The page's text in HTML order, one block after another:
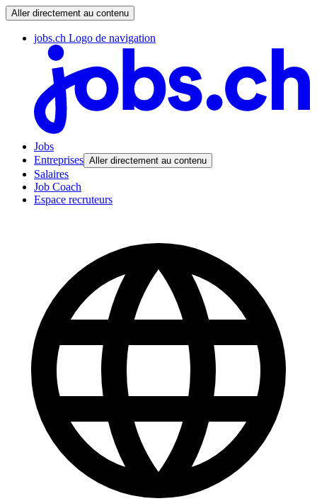
Aller directement au contenu
jobs.ch Logo de navigation
Jobs
Entreprises Aller directement au contenu
Salaires
Job Coach
Espace recruteurs